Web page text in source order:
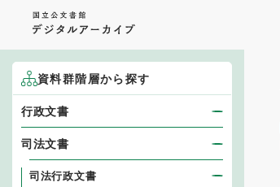
資料群階層から探す
行政文書
司法文書
司法行政文書